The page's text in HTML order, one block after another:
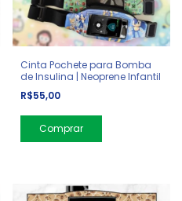
Cinta Pochete para Bomba
de Insulina | Neoprene Infantil
R$55,00
Comprar